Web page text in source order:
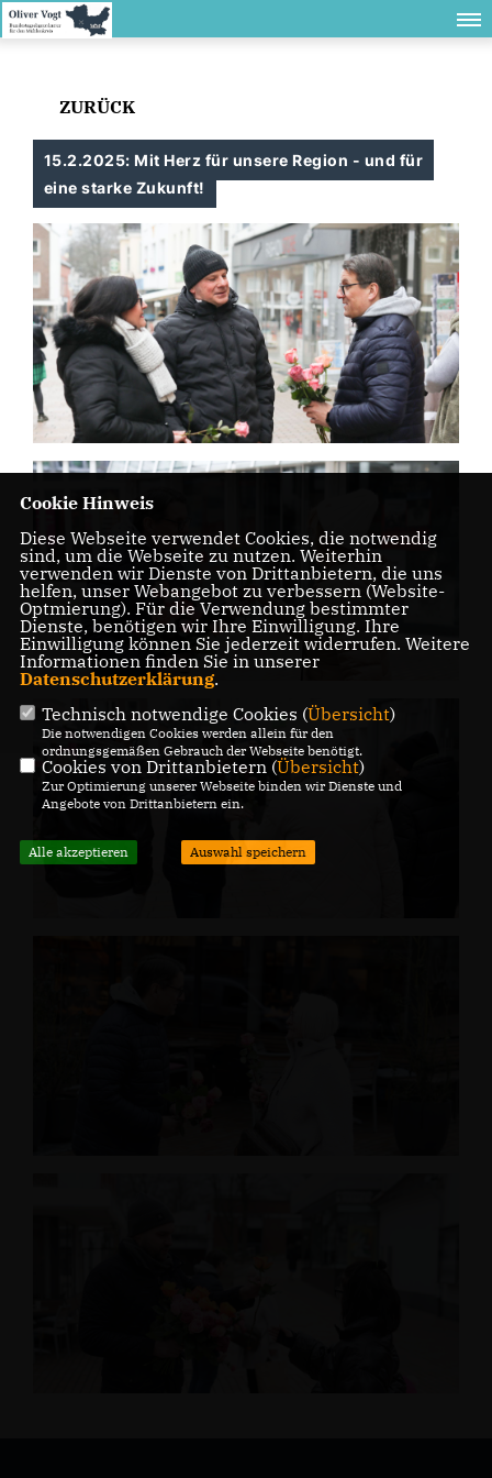
ZURÜCK
15.2.2025: Mit Herz für unsere Region - und für
eine starke Zukunft!
Cookie Hinweis
Diese Webseite verwendet Cookies, die notwendig
sind, um die Webseite zu nutzen. Weiterhin
verwenden wir Dienste von Drittanbietern, die uns
helfen, unser Webangebot zu verbessern (Website-
Optmierung). Für die Verwendung bestimmter
Dienste, benötigen wir Ihre Einwilligung. Ihre
Einwilligung können Sie jederzeit widerrufen. Weitere
Informationen finden Sie in unserer
Datenschutzerklärung.
Technisch notwendige Cookies (Übersicht)
Die notwendigen Cookies werden allein für den
ordnungsgemäßen Gebrauch der Webseite benötigt.
Cookies von Drittanbietern (Übersicht)
Zur Optimierung unserer Webseite binden wir Dienste und
Angebote von Drittanbietern ein.
Alle akzeptieren Auswahl speichern